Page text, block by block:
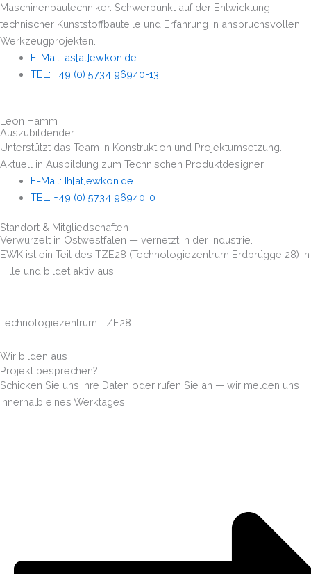
Maschinenbautechniker. Schwerpunkt auf der Entwicklung
technischer Kunststoffbauteile und Erfahrung in anspruchsvollen
Werkzeugprojekten.
E-Mail: as[at]ewkon.de
TEL: +49 (0) 5734 96940-13
Leon Hamm
Auszubildender
Unterstützt das Team in Konstruktion und Projektumsetzung.
Aktuell in Ausbildung zum Technischen Produktdesigner.
E-Mail: Ih[at]ewkon.de
TEL: +49 (0) 5734 96940-0
Standort & Mitgliedschaften
Verwurzelt in Ostwestfalen — vernetzt in der Industrie.
EWK ist ein Teil des TZE28 (Technologiezentrum Erdbrügge 28) in
Hille und bildet aktiv aus.
Technologiezentrum TZE28
Wir bilden aus
Projekt besprechen?
Schicken Sie uns Ihre Daten oder rufen Sie an — wir melden uns
innerhalb eines Werktages.